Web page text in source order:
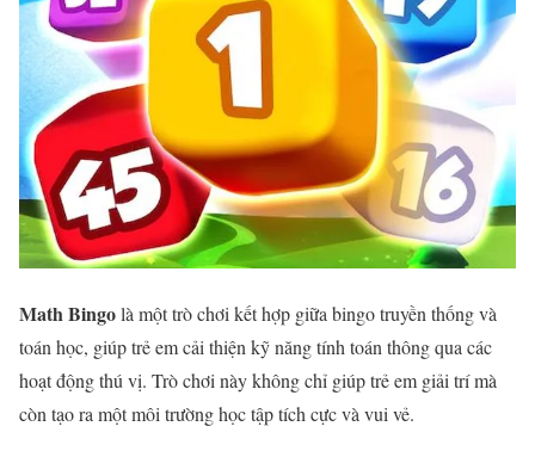
Math Bingolà một trò chơi kết hợp giữa bingo truyền thống và
toán học, giúp trẻ em cải thiện kỹ năng tính toán thông qua các
hoạt động thú vị. Trò chơi này không chỉ giúp trẻ em giải trí mà
còn tạo ra một môi trường học tập tích cực và vui vẻ.